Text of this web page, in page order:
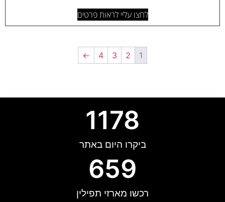
לחצו עליי לראות פרטים
1
2
3
4
←
ביקרו היום באתר
1178
רכשו מארזי תפילין
659